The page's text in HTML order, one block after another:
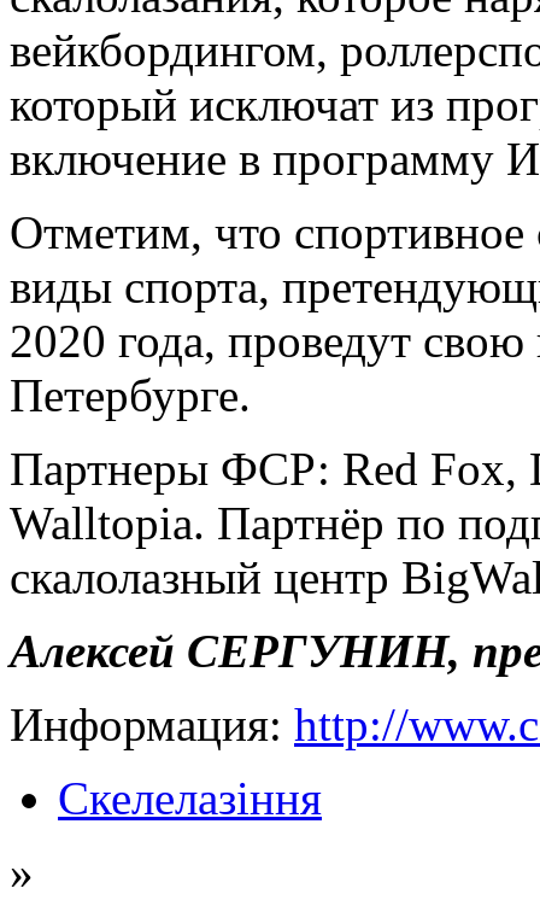
вейкбордингом,
который исключат из
включение в программу
Отметим, что спортивное
виды спорта,
2020 года, проведут
Петербурге.
Партнеры ФСР: Red Fox,
Walltopia. Партнёр по
скалолазный центр
Алексей СЕРГУНИН,
Информация: http://
Скелелазіння
»